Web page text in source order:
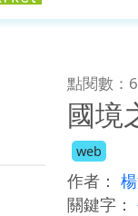
點閱數：
國境
web
作者：
關鍵字：